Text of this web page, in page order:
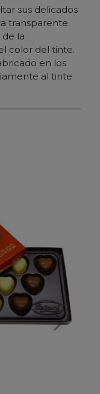
sus delicados
transparente
la
color del tinte.
en los
al tinte